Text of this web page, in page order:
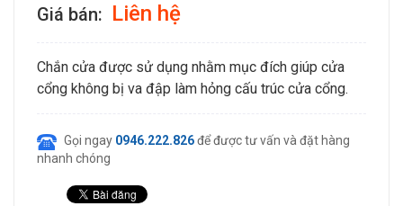
Giá bán: Liên hệ
Chắn cửa được sử dụng nhằm mục đích giúp cửa
cổng không bị va đập làm hỏng cấu trúc cửa cổng.
Gọi ngay 0946.222.826để được tư vấn và đặt hàng
nhanh chóng